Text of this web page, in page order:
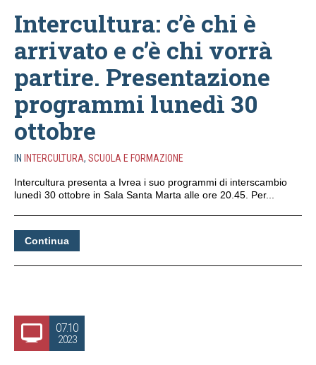
Intercultura: c’è chi è
arrivato e c’è chi vorrà
partire. Presentazione
programmi lunedì 30
ottobre
IN INTERCULTURA, SCUOLA E FORMAZIONE
Intercultura presenta a Ivrea i suo programmi di interscambio
lunedì 30 ottobre in Sala Santa Marta alle ore 20.45. Per...
Continua
07.10
2023